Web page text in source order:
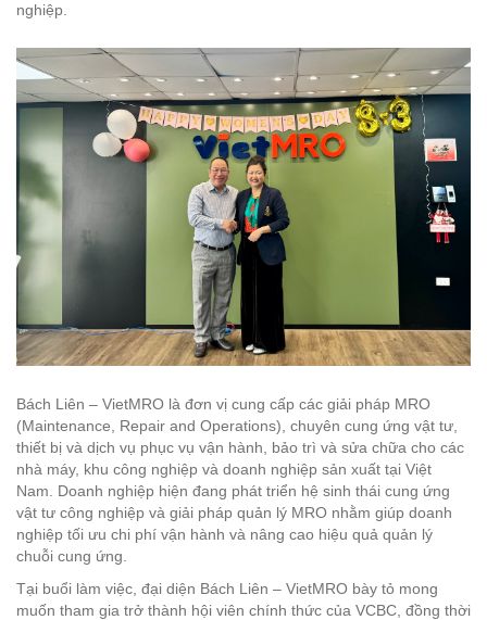
nghiệp.
Bách Liên – VietMRO là đơn vị cung cấp các giải pháp MRO
(Maintenance, Repair and Operations), chuyên cung ứng vật tư,
thiết bị và dịch vụ phục vụ vận hành, bảo trì và sửa chữa cho các
nhà máy, khu công nghiệp và doanh nghiệp sản xuất tại Việt
Nam. Doanh nghiệp hiện đang phát triển hệ sinh thái cung ứng
vật tư công nghiệp và giải pháp quản lý MRO nhằm giúp doanh
nghiệp tối ưu chi phí vận hành và nâng cao hiệu quả quản lý
chuỗi cung ứng.
Tại buổi làm việc, đại diện Bách Liên – VietMRO bày tỏ mong
muốn tham gia trở thành hội viên chính thức của VCBC, đồng thời